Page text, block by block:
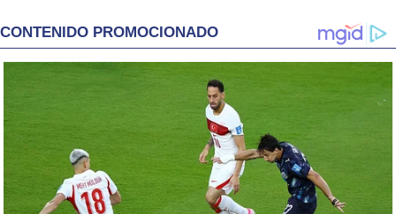
CONTENIDO PROMOCIONADO